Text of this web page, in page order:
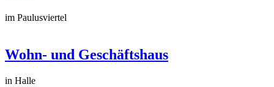
im Paulusviertel
Wohn- und Geschäftshaus
in Halle